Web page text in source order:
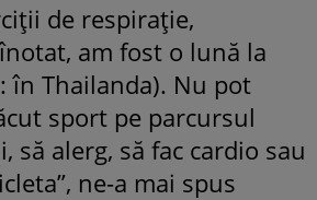
de respirație,
am fost o lună la
în Thailanda). Nu pot
sport pe parcursul
să alerg, să fac cardio sau
ne-a mai spus